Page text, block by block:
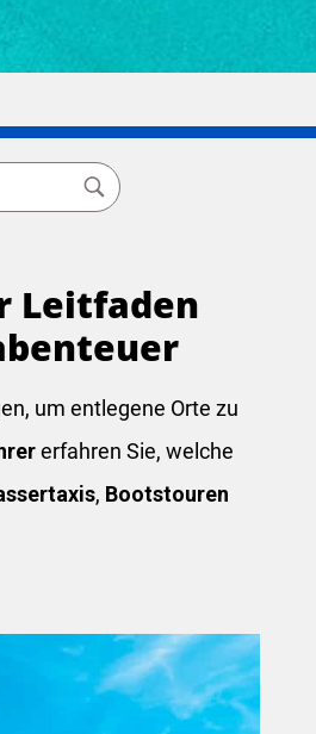
Leitfaden
um entlegene Orte zu
erfahren Sie, welche
, Bootstouren